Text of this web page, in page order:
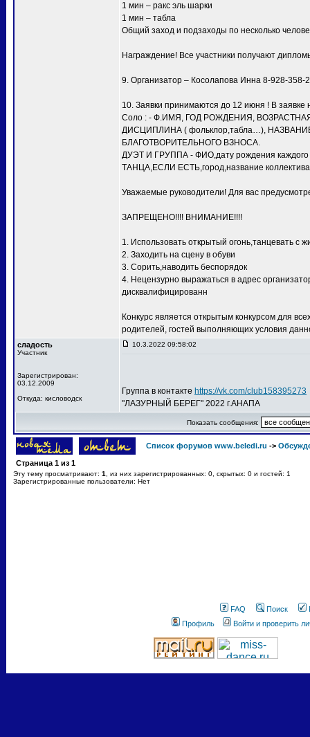
1 мин – ракс эль шарки
1 мин – табла
Общий заход и подзаходы по несколько
Награждение! Все участники получают
9. Организатор – Косолапова Инна 8-928-358-
10. Заявки принимаются до 12 июня ! В заявке
Соло : - Ф.ИМЯ, ГОД РОЖДЕНИЯ, ВОЗРАСТНАЯ
ДИСЦИПЛИНА ( фольклор,табла…), НАЗВАНИЕ
БЛАГОТВОРИТЕЛЬНОГО ВЗНОСА.
ДУЭТ И ГРУППА - ФИО,дату рождения
ТАНЦА,ЕСЛИ ЕСТЬ,город,название
Уважаемые руководители! Для вас
ЗАПРЕЩЕНО!!!! ВНИМАНИЕ!!!!
1. Использовать открытый огонь,танцевать
2. Заходить на сцену в обуви
3. Сорить,наводить беспорядок
4. Нецензурно выражаться в адрес
дисквалифицированн
Конкурс является открытым конкурсом для
родителей, гостей выполняющих условия
сладость
Участник
Зарегистрирован:
03.12.2009
Откуда: кисловодск
10.3.2022 09:58:02
Группа в контакте https://vk.com/club158395273
"ЛАЗУРНЫЙ БЕРЕГ" 2022 г.АНАПА
Показать сообщения:
Список форумов www.beledi.ru ->
Страница 1 из 1
Эту тему просматривают: 1
, из них зарегистрированных: 0, скрытых: 0 и гостей: 1
Зарегистрированные пользователи: Нет
FAQ Поиск
Профиль
Войти и проверить